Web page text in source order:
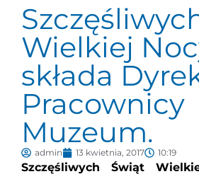
Wielkiej
składa
Pracownicy
Muzeum.
admin 13 kwietnia, 2017 10:19
Szczęśliwych Świąt